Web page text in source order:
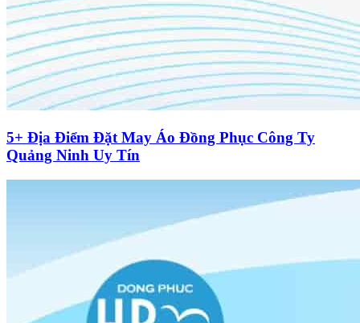
5+ Địa Điểm Đặt May Áo Đồng Phục Công Ty
Quảng Ninh Uy Tín